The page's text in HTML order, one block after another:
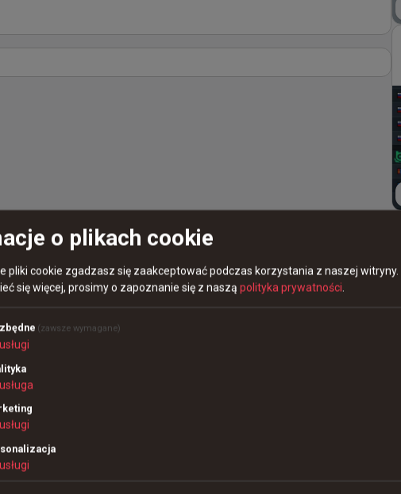
Mates) wygrało dwie mapy do zera przeciwko
o plikach cookie
pliki cookie zgadzasz się zaakceptować podczas korzystania z naszej witryny.
się więcej, prosimy o zapoznanie się z naszą polityka prywatności
(zawsze wymagane)
usługi
usługa
usługi
usługi